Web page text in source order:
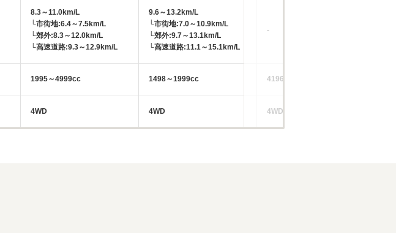
8.3～11.0km/L
└市街地:6.4～7.5km/L
└郊外:8.3～12.0km/L
└高速道路:9.3～12.9km/L
1995～4999cc
4WD
9.6～13.2km/L
└市街地:7.0～10.9km/L
└郊外:9.7～13.1km/L
└高速道路:11.1～15.1km/L
1498～1999cc
4WD
-
4196～4999cc
4WD